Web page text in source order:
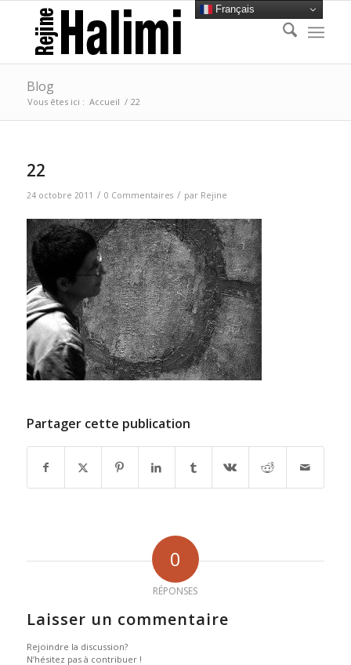
Blog
Vous êtes ici : Accueil / 22
22
24 octobre 2011 / 0 Commentaires / par Rejine
Partager cette publication
0
RÉPONSES
Laisser un commentaire
Rejoindre la discussion?
N’hésitez pas à contribuer !
Français